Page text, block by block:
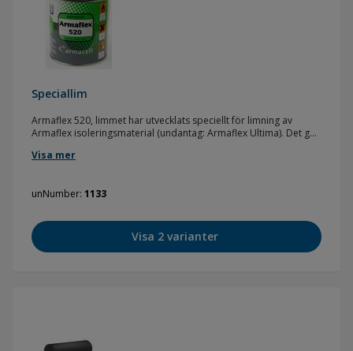
Speciallim
Armaflex 520, limmet har utvecklats speciellt för limning av
Armaflex isoleringsmaterial (undantag: Armaflex Ultima). Det ger
arbetstemperaturer mellan -50 °C och +105 °C. Limningen är
Visa mer
unNumber 1133
Visa 2 varianter